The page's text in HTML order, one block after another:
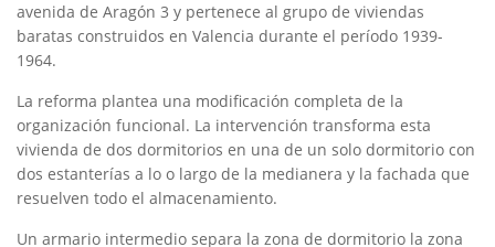
avenida de Aragón 3 y pertenece al grupo de viviendas
baratas construidos en Valencia durante el período 1939-
1964.
La reforma plantea una modificación completa de la
organización funcional. La intervención transforma esta
vivienda de dos dormitorios en una de un solo dormitorio con
dos estanterías a lo o largo de la medianera y la fachada que
resuelven todo el almacenamiento.
Un armario intermedio separa la zona de dormitorio la zona